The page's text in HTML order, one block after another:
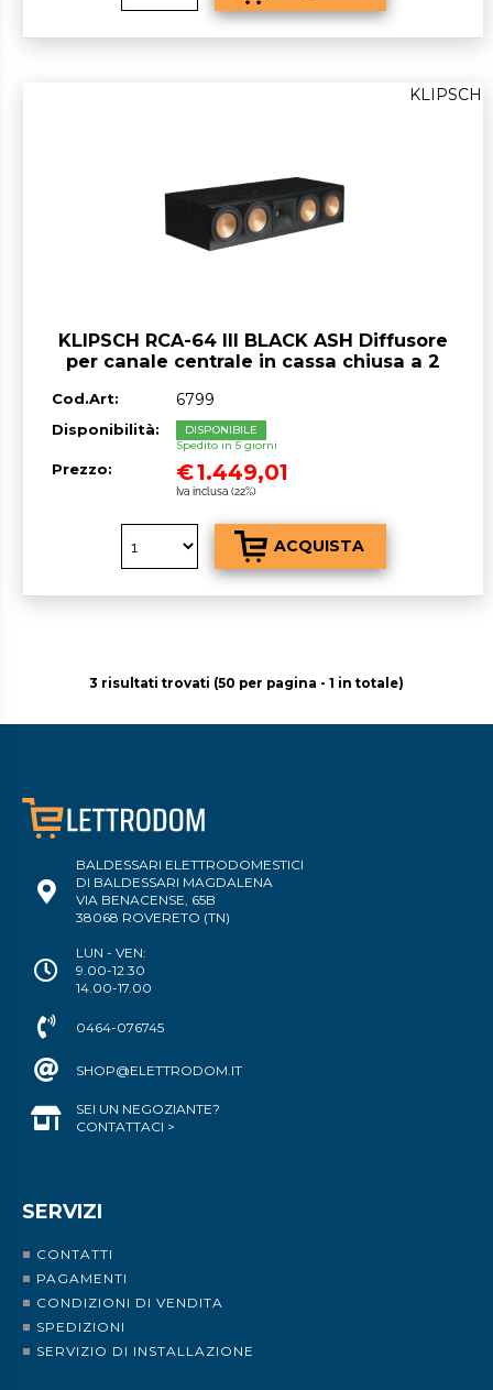
KLIPSCH RCA-64 III BLACK ASH Diffusore
per canale centrale in cassa chiusa a 2
KLIPSCH
Cod.Art: 6799
Disponibilità:
DISPONIBILE
Spedito in 5 giorni
Prezzo: €1.449,01
Iva inclusa (22%)
3 risultati trovati (50 per pagina - 1 in totale)
BALDESSARI ELETTRODOMESTICI
DI BALDESSARI MAGDALENA
VIA BENACENSE, 65B
38068 ROVERETO (TN)
LUN - VEN:
9.00-12.30
14.00-17.00
0464-076745
SHOP@ELETTRODOM.IT
SEI UN NEGOZIANTE?
CONTATTACI >
SERVIZI
CONTATTI
PAGAMENTI
CONDIZIONI DI VENDITA
SPEDIZIONI
SERVIZIO DI INSTALLAZIONE